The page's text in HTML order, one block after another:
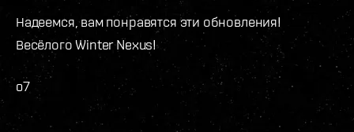
Надеемся, вам понравятся эти обновления!
Весёлого Winter Nexus!
o7